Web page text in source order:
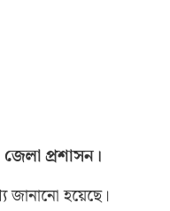
জেলা প্রশাসন।
হয়েছে।